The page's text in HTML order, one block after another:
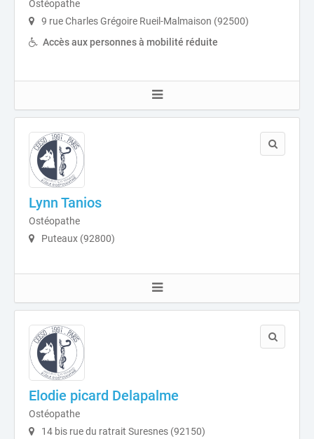
Ostéopathe
9 rue Charles Grégoire Rueil-Malmaison (92500)
Accès aux personnes à mobilité réduite
Lynn Tanios
Ostéopathe
Puteaux (92800)
Elodie picard Delapalme
Ostéopathe
14 bis rue du ratrait Suresnes (92150)